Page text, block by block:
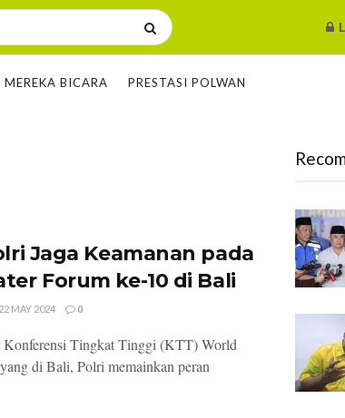
MEREKA BICARA PRESTASI POLWAN
Jaga Keamanan pada
Forum ke-10 di Bali
MAY 2024 0
Konferensi Tingkat Tinggi (KTT) World
di Bali, Polri memainkan peran